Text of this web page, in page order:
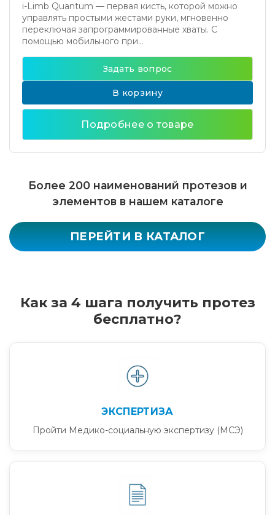
i-Limb Quantum — первая кисть, которой можно
управлять простыми жестами руки, мгновенно
переключая запрограммированные хваты. С
помощью мобильного при...
Задать вопрос
В корзину
Подробнее о товаре
Более 200 наименований протезов и
элементов в нашем каталоге
ПЕРЕЙТИ В КАТАЛОГ
Как за 4 шага получить протез
бесплатно?
ЭКСПЕРТИЗА
Пройти Медико-социальную экспертизу (МСЭ)